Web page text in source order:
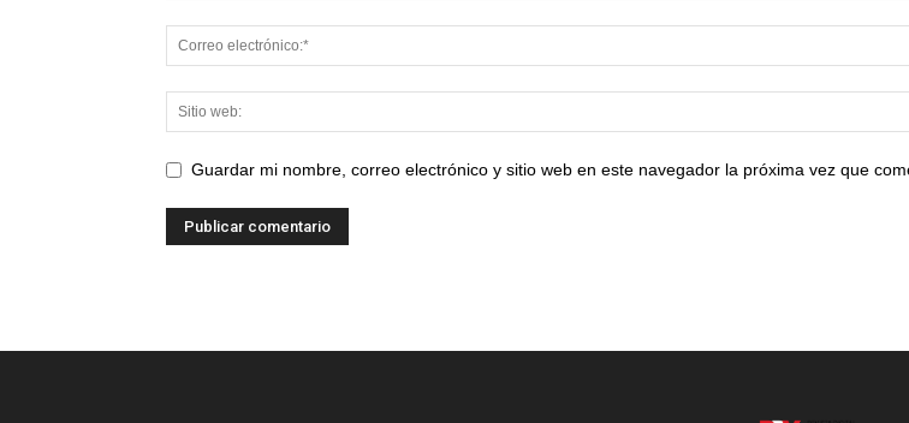
Guardar mi nombre, correo electrónico y sitio web en este navegador la próxima vez que